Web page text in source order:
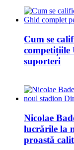
Cum se
competițiile
suporteri
Nicolae
lucrările la
proastă